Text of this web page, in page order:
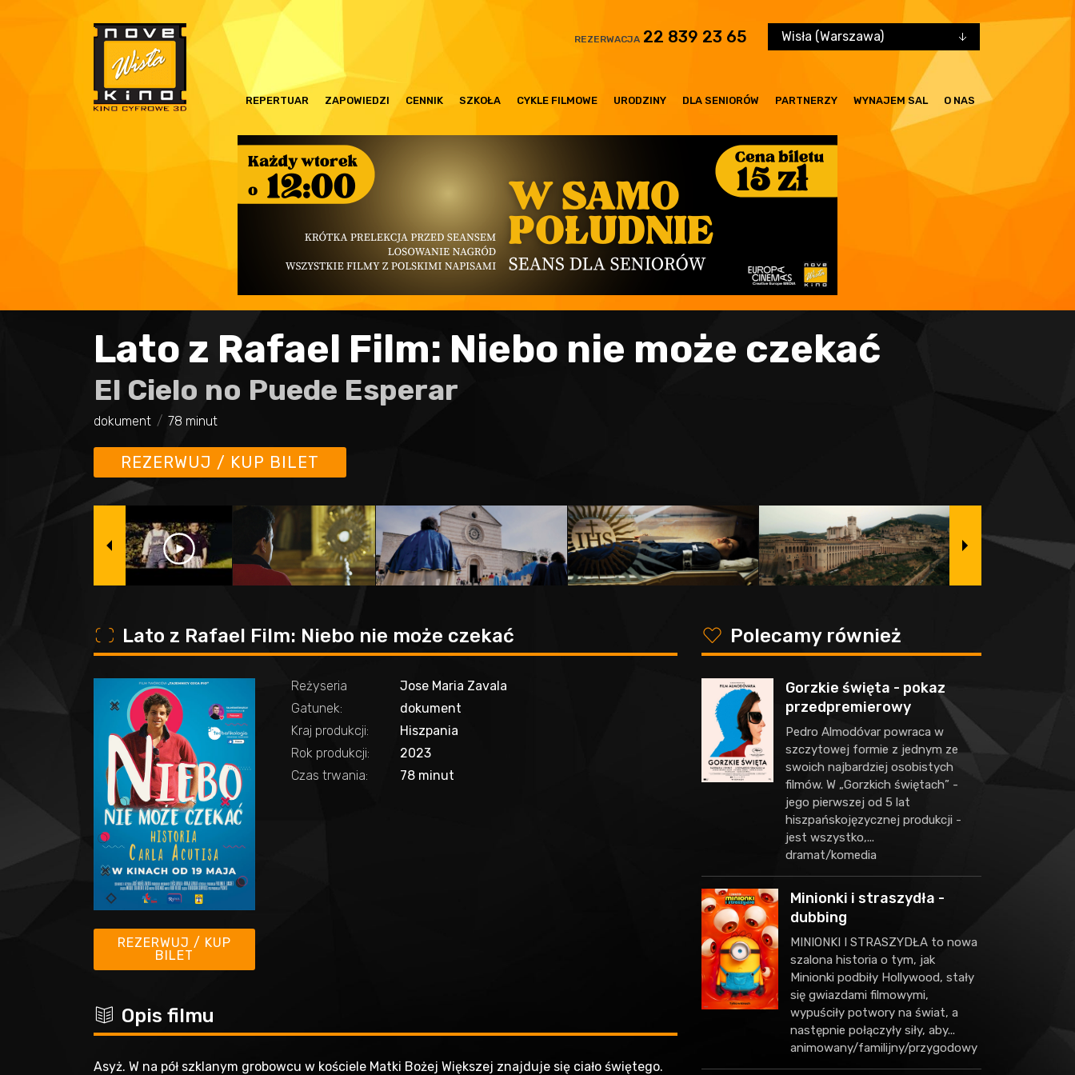
REZERWACJA 22 839 23 65 Wisła (Warszawa)
REPERTUAR ZAPOWIEDZI CENNIK SZKOŁA CYKLE FILMOWE URODZINY DLA SENIORÓW PARTNERZY WYNAJEM SAL O NAS
Lato z Rafael Film: Niebo nie może czekać
El Cielo no Puede Esperar
dokument 78 minut
REZERWUJ / KUP BILET
o Lato z Rafael Film: Niebo nie może czekać
REZERWUJ / KUP
BILET
Reżyseria
Jose Maria Zavala
Gatunek:
dokument
Kraj produkcji:
Hiszpania
Rok produkcji:
2023
Czas trwania:
78 minut
c Opis filmu
Asyż. W na pół szklanym grobowcu w kościele Matki Bożej Większej znajduje się ciało świętego.
y Polecamy również
Gorzkie święta - pokaz
przedpremierowy
Pedro Almodóvar powraca w
szczytowej formie z jednym ze
swoich najbardziej osobistych
filmów. W „Gorzkich świętach” -
jego pierwszej od 5 lat
hiszpańskojęzycznej produkcji -
jest wszystko,...
dramat/komedia
Minionki i straszydła -
dubbing
MINIONKI I STRASZYDŁA to nowa
szalona historia o tym, jak
Minionki podbiły Hollywood, stały
się gwiazdami filmowymi,
wypuściły potwory na świat, a
następnie połączyły siły, aby...
animowany/familijny/przygodowy